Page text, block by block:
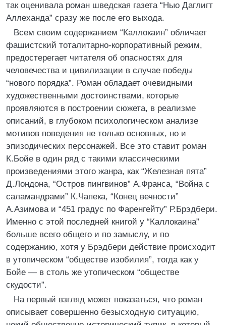
так оценивала роман шведская газета “Ныо Даглигт
Аллеханда” сразу же после его выхода.
Всем своим содержанием “Каллокаин” обличает
фашистский тоталитарно-корпоративный режим,
предостерегает читателя об опасностях для
человечества и цивилизации в случае победы
“нового порядка”. Роман обладает очевидными
художественными достоинствами, которые
проявляются в построении сюжета, в реализме
описаний, в глубоком психологическом анализе
мотивов поведения не только основных, но и
эпизодических персонажей. Все это ставит роман
К.Бойе в один ряд с такими классическими
произведениями этого жанра, как “Железная пята”
Д.Лондона, “Остров пингвинов” А.Франса, “Война с
саламандрами” К.Чапека, “Конец вечности”
А.Азимова и “451 градус по Фаренгейту” Р.Брэдбери.
Именно с этой последней книгой у “Каллокаина”
больше всего общего и по замыслу, и по
содержанию, хотя у Брэдбери действие происходит
в утопическом “обществе изобилия”, тогда как у
Бойе — в столь же утопическом “обществе
скудости”.
На первый взгляд может показаться, что роман
описывает совершенно безысходную ситуацию,